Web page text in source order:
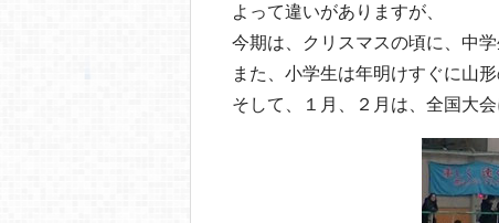
よって違いがありますが、
今期は、クリスマスの頃に、中
また、小学生は年明けすぐに山形
そして、１月、２月は、全国大